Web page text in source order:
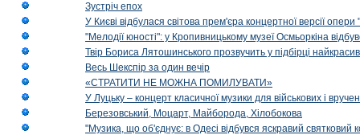
Зустріч епох
У Києві відбулася світова прем'єра концертної версії
"Мелодії юності": у Кропивницькому музеї Осмьоркіна
Твір Бориса Лятошинського прозвучить у підбірці
Весь Шекспір за один вечір
«СТРАТИТИ НЕ МОЖНА ПОМИЛУВАТИ»
У Луцьку – концерт класичної музики для військових і
Березовський, Моцарт, Майборода, Хілобокова
"Музика, що об'єднує: в Одесі відбувся яскравий